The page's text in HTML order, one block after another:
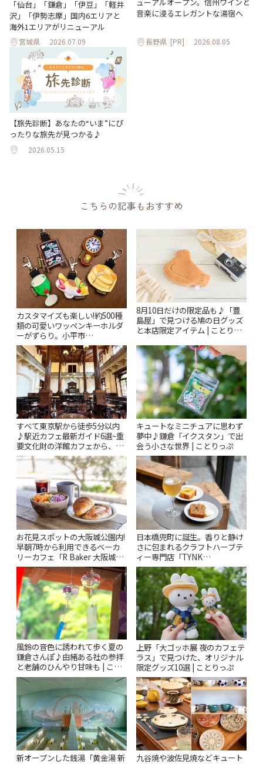
「仙台」「鎌倉」「伊豆」「軽井
沢」「伊勢志摩」国内6エリアと
海外1エリアがリニューアル
宮城県 2026.07.09
ューアルオープン。信州ワインと
音楽に浸るエレガントな湯宿へ
長野県 [PR] 2026.08.05
【旅先診断】あなたの“いま”にぴ
ったりな旅先が見つかる♪
2026.05.15
こちらの記事もおすすめ
カスタマイズも楽しい!約500種
類の可愛いワッペンキーホルダ
ーがずらり。小平市
「Kimamaya T&K」 | ことりっ
ぷ
8月10日だけの限定品も♪「豊
島屋」で見つける鳩の日グッズ
と本店限定アイテム | ことりっ
すべて東京駅から徒歩5分以内
♪駅近カフェ最新ガイド6選~重
要文化財の洋館カフェから、改
札すぐのレトロ喫茶まで~ | こと
りっぷ
キュートなミニチュアに思わず
夢中♪鎌倉「イクスタン」で出
会う小さな世界 | ことりっぷ
お花見スポットの大阪城公園内!
早朝7時から利用できるベーカ
リーカフェ「R Baker 大阪城公
園店」 | ことりっぷ
日本橋兜町に誕生。香りと静け
さに包まれるクラフトハーブテ
ィー専門店「TYNK
Kabutocho」 | ことりっぷ
風鈴の音色に誘われて歩く夏の
鎌倉さんぽ♪由緒ある社の参拝
と老舗のひんやり甘味も | こと
りっぷ
上野「大ゴッホ展 夜のカフェテ
ラス」で見つけた、オリジナル
限定グッズ10選 | ことりっぷ
新オープンした銭湯「黄金湯 新
九谷焼や波佐見焼などキュート